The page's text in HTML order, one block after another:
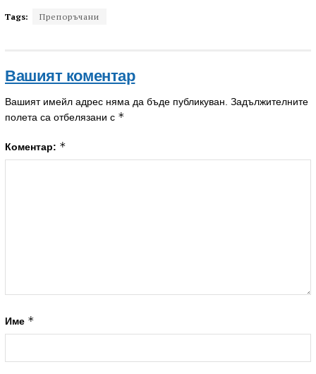
Tags: Препоръчани
Вашият коментар
Вашият имейл адрес няма да бъде публикуван. Задължителните
полета са отбелязани с *
Коментар: *
Име *